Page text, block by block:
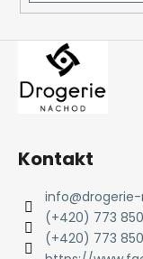
Kontakt
info@
(+420) 773
(+420) 773